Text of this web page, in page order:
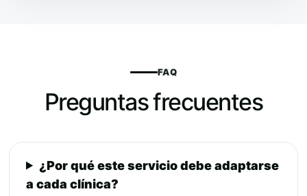
FAQ
Preguntas frecuentes
¿Por qué este servicio debe adaptarse
a cada clínica?